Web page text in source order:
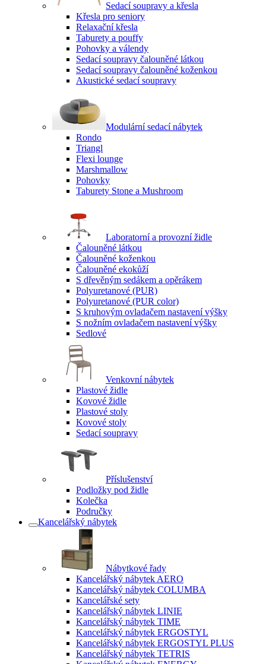
Sedací soupravy a křesla
Křesla pro seniory
Relaxační křesla
Taburety a pouffy
Pohovky a válendy
Sedací soupravy čalouněné látkou
Sedací soupravy čalouněné koženkou
Akustické sedací soupravy
Modulární sedací nábytek
Rondo
Triangl
Flexi lounge
Marshmallow
Pohovky
Taburety Stone a Mushroom
Laboratorní a provozní židle
Čalouněné látkou
Čalouněné koženkou
Čalouněné ekokůží
S dřevěným sedákem a opěrákem
Polyuretanové (PUR)
Polyuretanové (PUR color)
S kruhovým ovladačem nastavení výšky
S nožním ovladačem nastavení výšky
Sedlové
Venkovní nábytek
Plastové židle
Kovové židle
Plastové stoly
Kovové stoly
Sedací soupravy
Příslušenství
Podložky pod židle
Kolečka
Područky
Kancelářský nábytek
Nábytkové řady
Kancelářský nábytek AERO
Kancelářský nábytek COLUMBA
Kancelářské sety
Kancelářský nábytek LINIE
Kancelářský nábytek TIME
Kancelářský nábytek ERGOSTYL
Kancelářský nábytek ERGOSTYL PLUS
Kancelářský nábytek TETRIS